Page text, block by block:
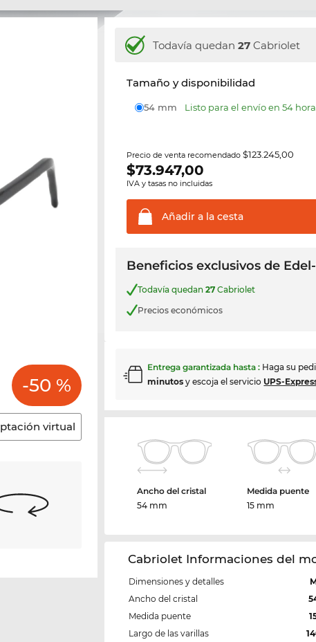
-50 %
virtual
Todavía quedan27 Cabriolet
Tamaño y disponibilidad
54 mm Listo para el envío en 54
Precio de venta recomendado$123.245,00
$73.947,00
IVA y tasas no incluidas
Añadir a la cesta
Beneficios exclusivos de
Todavía quedan27 Cabriolet
Precios económicos
Entrega garantizada hasta: Haga su
minutos y escoja el servicio UPS-
Ancho del cristal
54 mm
Medida puente
15 mm
Cabriolet Informaciones del
Dimensiones y detalles
Ancho del cristal
Medida puente
Largo de las varillas